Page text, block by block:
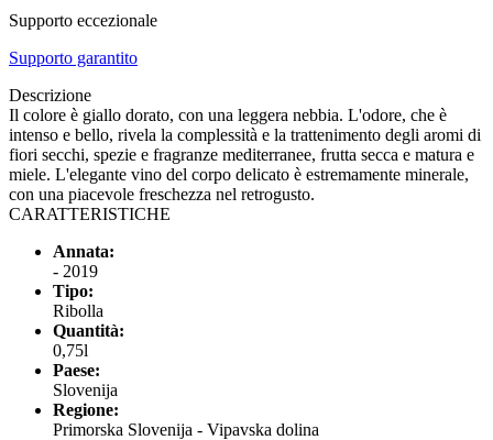
Supporto eccezionale
Supporto garantito
Descrizione
Il colore è giallo dorato, con una leggera nebbia. L'odore, che è
intenso e bello, rivela la complessità e la trattenimento degli aromi di
fiori secchi, spezie e fragranze mediterranee, frutta secca e matura e
miele. L'elegante vino del corpo delicato è estremamente minerale,
con una piacevole freschezza nel retrogusto.
CARATTERISTICHE
Annata:
- 2019
Tipo:
Ribolla
Quantità:
0,75l
Paese:
Slovenija
Regione:
Primorska Slovenija - Vipavska dolina